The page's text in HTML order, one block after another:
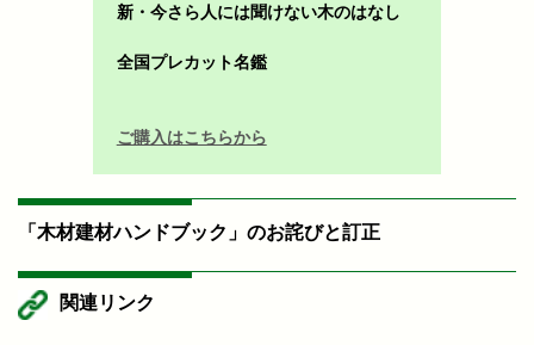
新・今さら人には聞けない木のはなし
全国プレカット名鑑
ご購入はこちらから
「木材建材ハンドブック」のお詫びと訂正
関連リンク